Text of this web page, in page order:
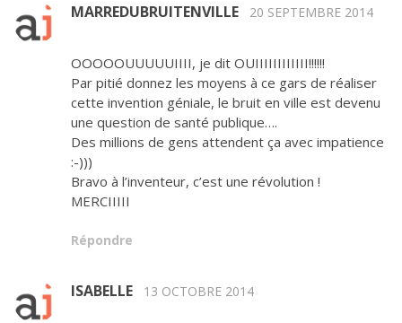
MARREDUBRUITENVILLE 20 SEPTEMBRE 2014
OOOOOUUUUUIIII, je dit OUIIIIIIIIIIII!!!!!!
Par pitié donnez les moyens à ce gars de réaliser
cette invention géniale, le bruit en ville est devenu
une question de santé publique….
Des millions de gens attendent ça avec impatience
:-)))
Bravo à l’inventeur, c’est une révolution !
MERCIIIII
Répondre
ISABELLE 13 OCTOBRE 2014